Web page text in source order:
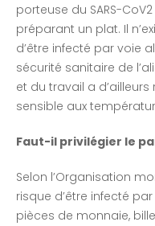
porteuse du SARS-
préparant un plat. Il
d’être infecté par voie
sécurité sanitaire de
et du travail a
sensible aux
Faut-il privilégier le
Selon l’Organisation
risque d’être infecté
pièces de monnaie,